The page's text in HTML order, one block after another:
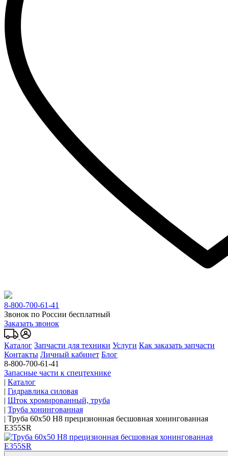
8-800-700-61-41
Звонок по России бесплатный
Заказать звонок
Каталог Запчасти для техники Услуги Как заказать запчасти
Контакты Личный кабинет Блог
8-800-700-61-41
Запасные части к спецтехнике
| Каталог
| Гидравлика силовая
| Шток хромированный, труба
| Труба хонингованная
| Труба 60x50 Н8 прецизионная бесшовная хонингованная
Е355SR